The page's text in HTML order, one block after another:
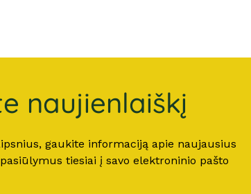
naujienlaiškį
gaukite informaciją apie naujausius
tiesiai į savo elektroninio pašto